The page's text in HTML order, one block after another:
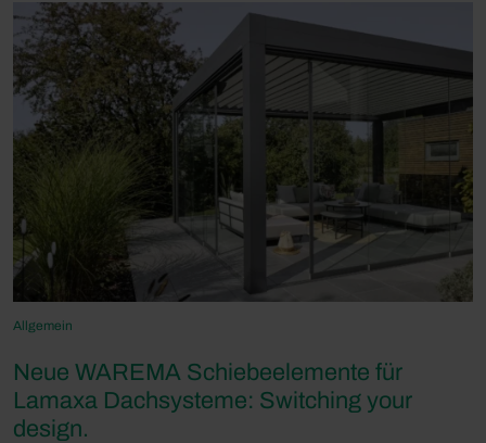
Allgemein
Neue WAREMA Schiebeelemente für
Lamaxa Dachsysteme: Switching your
design.